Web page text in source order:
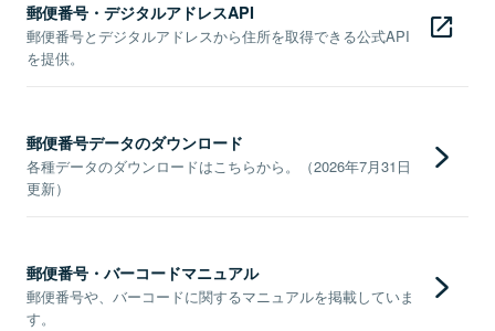
郵便番号・デジタルアドレスAPI
郵便番号とデジタルアドレスから住所を取得できる公式API
を提供。
郵便番号データのダウンロード
各種データのダウンロードはこちらから。（2026年7月31日
更新）
郵便番号・バーコードマニュアル
郵便番号や、バーコードに関するマニュアルを掲載していま
す。